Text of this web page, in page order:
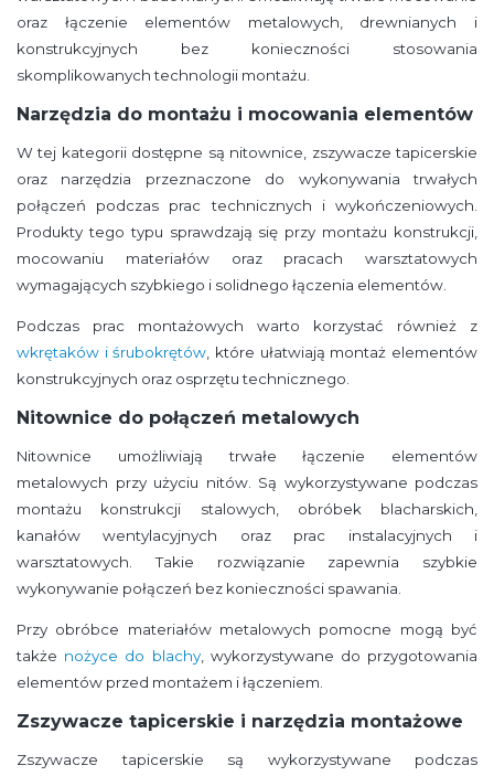
oraz łączenie elementów metalowych, drewnianych i
konstrukcyjnych bez konieczności stosowania
skomplikowanych technologii montażu.
Narzędzia do montażu i mocowania elementów
W tej kategorii dostępne są nitownice, zszywacze tapicerskie
oraz narzędzia przeznaczone do wykonywania trwałych
połączeń podczas prac technicznych i wykończeniowych.
Produkty tego typu sprawdzają się przy montażu konstrukcji,
mocowaniu materiałów oraz pracach warsztatowych
wymagających szybkiego i solidnego łączenia elementów.
Podczas prac montażowych warto korzystać również z
wkrętaków i śrubokrętów, które ułatwiają montaż elementów
konstrukcyjnych oraz osprzętu technicznego.
Nitownice do połączeń metalowych
Nitownice umożliwiają trwałe łączenie elementów
metalowych przy użyciu nitów. Są wykorzystywane podczas
montażu konstrukcji stalowych, obróbek blacharskich,
kanałów wentylacyjnych oraz prac instalacyjnych i
warsztatowych. Takie rozwiązanie zapewnia szybkie
wykonywanie połączeń bez konieczności spawania.
Przy obróbce materiałów metalowych pomocne mogą być
także nożyce do blachy, wykorzystywane do przygotowania
elementów przed montażem i łączeniem.
Zszywacze tapicerskie i narzędzia montażowe
Zszywacze tapicerskie są wykorzystywane podczas